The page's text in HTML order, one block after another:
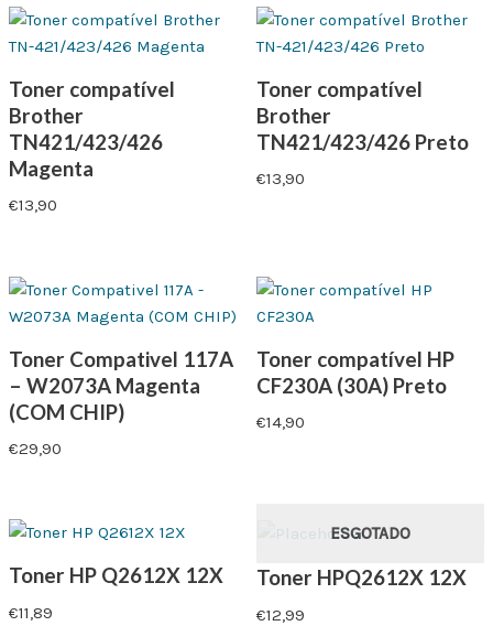
Toner compatível
Brother
TN421/423/426
Magenta
€13,90
Toner compatível
Brother
TN421/423/426 Preto
€13,90
Toner Compativel 117A
– W2073A Magenta
(COM CHIP)
€29,90
Toner compatível HP
CF230A (30A) Preto
€14,90
Toner HP Q2612X 12X
€11,89
ESGOTADO
Toner HPQ2612X 12X
€12,99